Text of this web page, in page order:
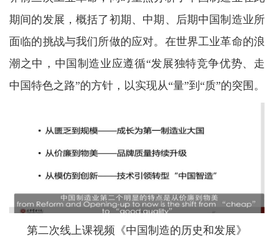
期间的发展，概括了初期、中期、后期中国制造业所
面临的挑战与我们所做的应对。在世界工业革命的浪
潮之中，中国制造业应遵循“发展独特竞争优势、走
中国特色之路”的方针，以实现从“量”到“质”的突围。
第二次线上课视频《中国制造的历史和发展》